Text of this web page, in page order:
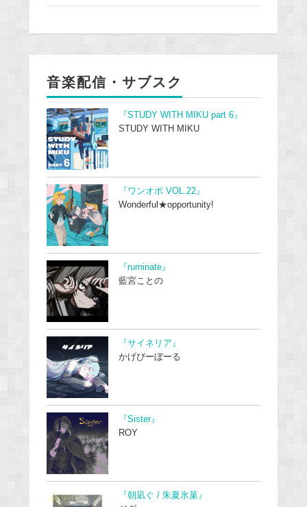
音楽配信・サブスク
『STUDY WITH MIKU part 6』
STUDY WITH MIKU
『ワンオポ VOL.22』
Wonderful★opportunity!
『ruminate』
藍宮ことの
『サイネリア』
かげぴーぼーる
『Sister』
ROY
『朝凪ぐ / 朱夏氷菓』